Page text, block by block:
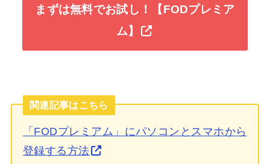
まずは無料でお試し！【FODプレミア
ム】
関連記事はこちら
「FODプレミアム」にパソコンとスマホから
登録する方法